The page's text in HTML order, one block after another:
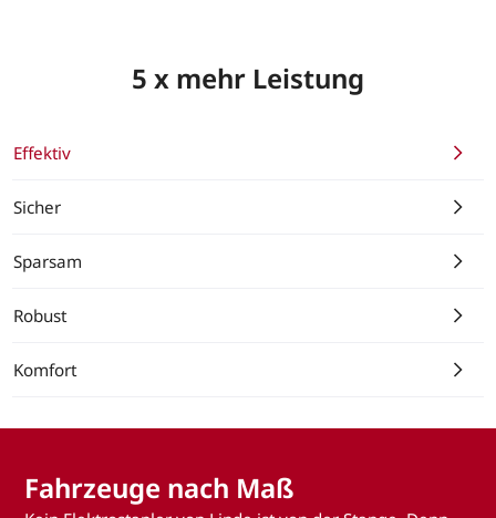
5 x mehr Leistung
Effektiv
Sicher
Sparsam
Robust
Komfort
Fahrzeuge nach Maß